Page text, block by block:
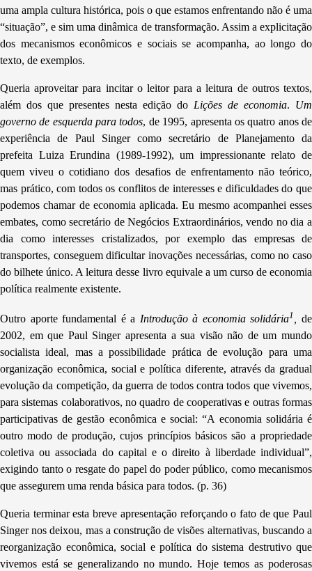
uma ampla cultura histórica, pois o que estamos enfrentando não é uma
“situação”, e sim uma dinâmica de transformação. Assim a explicitação
dos mecanismos econômicos e sociais se acompanha, ao longo do
texto, de exemplos.
Queria aproveitar para incitar o leitor para a leitura de outros textos,
além dos que presentes nesta edição do Lições de economia. Um
governo de esquerda para todos, de 1995, apresenta os quatro anos de
experiência de Paul Singer como secretário de Planejamento da
prefeita Luiza Erundina (1989-1992), um impressionante relato de
quem viveu o cotidiano dos desafios de enfrentamento não teórico,
mas prático, com todos os conflitos de interesses e dificuldades do que
podemos chamar de economia aplicada. Eu mesmo acompanhei esses
embates, como secretário de Negócios Extraordinários, vendo no dia a
dia como interesses cristalizados, por exemplo das empresas de
transportes, conseguem dificultar inovações necessárias, como no caso
do bilhete único. A leitura desse livro equivale a um curso de economia
política realmente existente.
Outro aporte fundamental é a Introdução à economia solidária1 ,de
2002, em que Paul Singer apresenta a sua visão não de um mundo
socialista ideal, mas a possibilidade prática de evolução para uma
organização econômica, social e política diferente, através da gradual
evolução da competição, da guerra de todos contra todos que vivemos,
para sistemas colaborativos, no quadro de cooperativas e outras formas
participativas de gestão econômica e social: “A economia solidária é
outro modo de produção, cujos princípios básicos são a propriedade
coletiva ou associada do capital e o direito à liberdade individual”,
exigindo tanto o resgate do papel do poder público, como mecanismos
que assegurem uma renda básica para todos. (p. 36)
Queria terminar esta breve apresentação reforçando o fato de que Paul
Singer nos deixou, mas a construção de visões alternativas, buscando a
reorganização econômica, social e política do sistema destrutivo que
vivemos está se generalizando no mundo. Hoje temos as poderosas